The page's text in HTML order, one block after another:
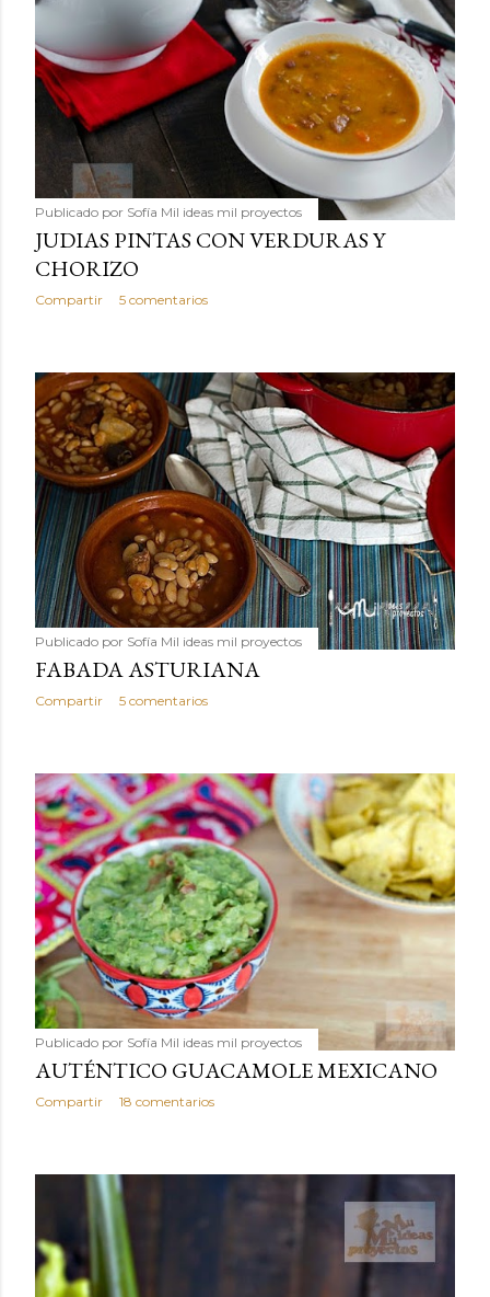
Publicado por Sofía Mil ideas mil proyectos
JUDIAS PINTAS CON VERDURAS Y
CHORIZO
Compartir 5 comentarios
Publicado por Sofía Mil ideas mil proyectos
FABADA ASTURIANA
Compartir 5 comentarios
Publicado por Sofía Mil ideas mil proyectos
AUTÉNTICO GUACAMOLE MEXICANO
Compartir 18 comentarios